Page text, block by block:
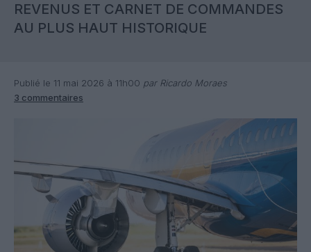
REVENUS ET CARNET DE COMMANDES
AU PLUS HAUT HISTORIQUE
Publié le 11 mai 2026 à 11h00 par Ricardo Moraes
3 commentaires